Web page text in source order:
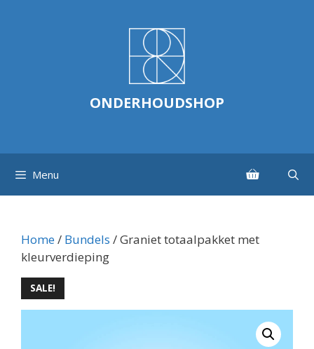
ONDERHOUDSHOP
Menu
Home/ Bundels / Graniet totaalpakket met
kleurverdieping
SALE!